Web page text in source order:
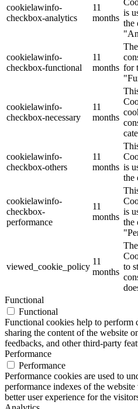
cookielawinfo-
checkbox-analytics
11
months
is
the
cookielawinfo-
checkbox-functional
11
months for
cookielawinfo-
checkbox-necessary
11
months
cookielawinfo-
checkbox-others
11
months is
the
cookielawinfo-
checkbox-
performance
11
months
is
the
viewed_cookie_policy
11
months
to
Functional
Functional
Functional cookies help to perform
sharing the content of the website
feedbacks, and other third-party
Performance
Performance
Performance cookies are used to
performance indexes of the
better user experience for the